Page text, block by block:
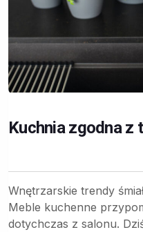
Kuchnia zgodna z
Wnętrzarskie trendy
Meble kuchenne
dotychczas z salonu.